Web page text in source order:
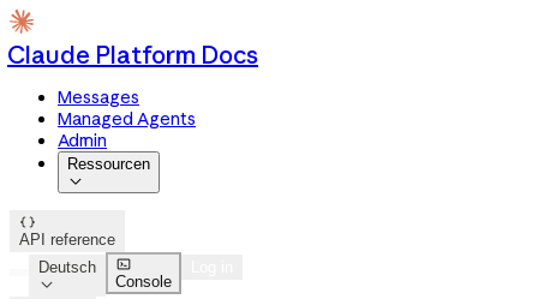
Claude Platform Docs
Messages
Managed Agents
Admin
Ressourcen


API reference
Deutsch


Console